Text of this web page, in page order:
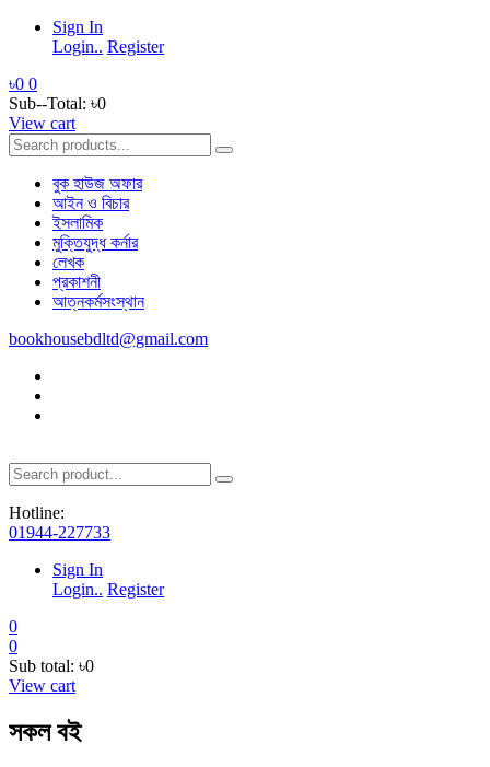
Sign In
Login.. Register
৳0 0
Sub--Total: ৳0
View cart
বুক হাউজ অফার
আইন ও বিচার
ইসলামিক
মুক্তিযুদ্ধ কর্নার
লেখক
প্রকাশনী
আত্নকর্মসংস্থান
bookhousebdltd@gmail.com
Hotline:
01944-227733
Sign In
Login.. Register
0
0
Sub total: ৳0
View cart
সকল বই